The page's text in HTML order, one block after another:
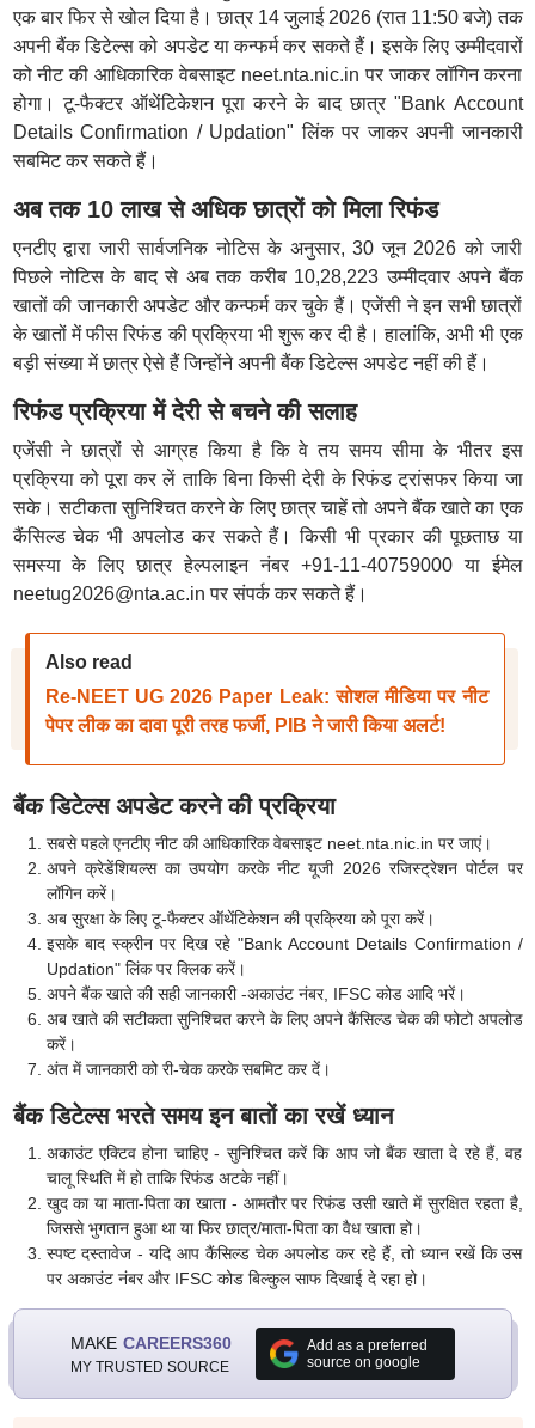
एक बार फिर से खोल दिया है। छात्र 14 जुलाई 2026 (रात 11:50 बजे) तक
अपनी बैंक डिटेल्स को अपडेट या कन्फर्म कर सकते हैं। इसके लिए उम्मीदवारों
को नीट की आधिकारिक वेबसाइट neet.nta.nic.in पर जाकर लॉगिन करना
होगा। टू-फैक्टर ऑथेंटिकेशन पूरा करने के बाद छात्र "Bank Account
Details Confirmation / Updation" लिंक पर जाकर अपनी जानकारी
सबमिट कर सकते हैं।
अब तक 10 लाख से अधिक छात्रों को मिला रिफंड
एनटीए द्वारा जारी सार्वजनिक नोटिस के अनुसार, 30 जून 2026 को जारी
पिछले नोटिस के बाद से अब तक करीब 10,28,223 उम्मीदवार अपने बैंक
खातों की जानकारी अपडेट और कन्फर्म कर चुके हैं। एजेंसी ने इन सभी छात्रों
के खातों में फीस रिफंड की प्रक्रिया भी शुरू कर दी है। हालांकि, अभी भी एक
बड़ी संख्या में छात्र ऐसे हैं जिन्होंने अपनी बैंक डिटेल्स अपडेट नहीं की हैं।
रिफंड प्रक्रिया में देरी से बचने की सलाह
एजेंसी ने छात्रों से आग्रह किया है कि वे तय समय सीमा के भीतर इस
प्रक्रिया को पूरा कर लें ताकि बिना किसी देरी के रिफंड ट्रांसफर किया जा
सके। सटीकता सुनिश्चित करने के लिए छात्र चाहें तो अपने बैंक खाते का एक
कैंसिल्ड चेक भी अपलोड कर सकते हैं। किसी भी प्रकार की पूछताछ या
समस्या के लिए छात्र हेल्पलाइन नंबर +91-11-40759000 या ईमेल
neetug2026@nta.ac.in पर संपर्क कर सकते हैं।
Also read
Re-NEET UG 2026 Paper Leak: सोशल मीडिया पर नीट
पेपर लीक का दावा पूरी तरह फर्जी, PIB ने जारी किया अलर्ट!
बैंक डिटेल्स अपडेट करने की प्रक्रिया
सबसे पहले एनटीए नीट की आधिकारिक वेबसाइट neet.nta.nic.in पर जाएं।
अपने क्रेडेंशियल्स का उपयोग करके नीट यूजी 2026 रजिस्ट्रेशन पोर्टल पर
लॉगिन करें।
अब सुरक्षा के लिए टू-फैक्टर ऑथेंटिकेशन की प्रक्रिया को पूरा करें।
इसके बाद स्क्रीन पर दिख रहे "Bank Account Details Confirmation /
Updation" लिंक पर क्लिक करें।
अपने बैंक खाते की सही जानकारी -अकाउंट नंबर, IFSC कोड आदि भरें।
अब खाते की सटीकता सुनिश्चित करने के लिए अपने कैंसिल्ड चेक की फोटो अपलोड
करें।
अंत में जानकारी को री-चेक करके सबमिट कर दें।
बैंक डिटेल्स भरते समय इन बातों का रखें ध्यान
अकाउंट एक्टिव होना चाहिए - सुनिश्चित करें कि आप जो बैंक खाता दे रहे हैं, वह
चालू स्थिति में हो ताकि रिफंड अटके नहीं।
खुद का या माता-पिता का खाता - आमतौर पर रिफंड उसी खाते में सुरक्षित रहता है,
जिससे भुगतान हुआ था या फिर छात्र/माता-पिता का वैध खाता हो।
स्पष्ट दस्तावेज - यदि आप कैंसिल्ड चेक अपलोड कर रहे हैं, तो ध्यान रखें कि उस
पर अकाउंट नंबर और IFSC कोड बिल्कुल साफ दिखाई दे रहा हो।
MAKE CAREERS360
MY TRUSTED SOURCE
Add as a preferred
source on google